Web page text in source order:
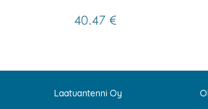
40.47 €
Laatuantenni Oy